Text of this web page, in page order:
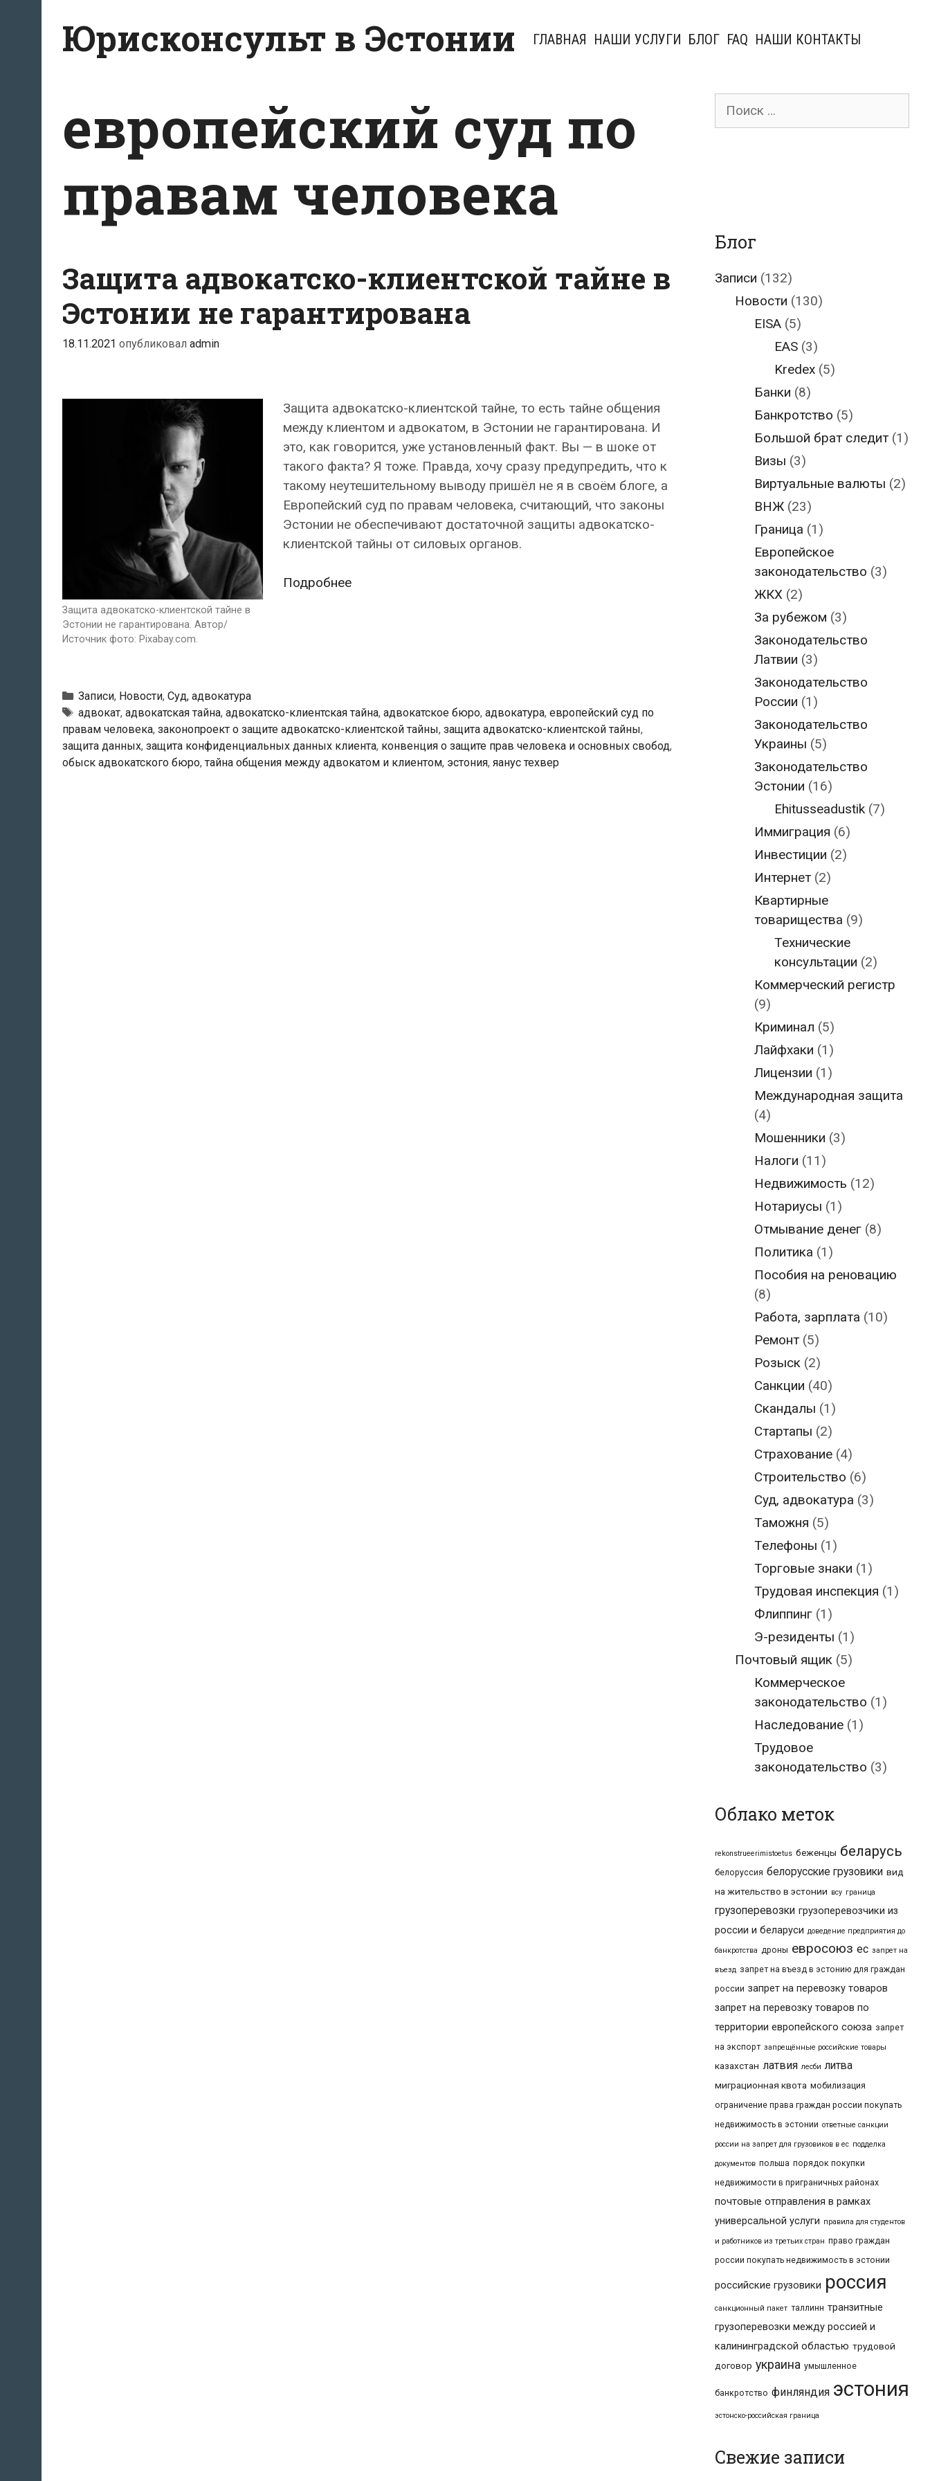
содержимому
Юрисконсульт в Эстонии ГЛАВНАЯ НАШИ УСЛУГИ БЛОГ FAQ НАШИ КОНТАКТЫ
европейский суд по
правам человека
Защита адвокатско-клиентской тайне в
Эстонии не гарантирована
18.11.2021 опубликовал admin
Защита адвокатско-клиентской тайне в
Эстонии не гарантирована. Автор/
Источник фото: Pixabay.com.
Защита адвокатско-клиентской тайне, то есть тайне общения
между клиентом и адвокатом, в Эстонии не гарантирована. И
это, как говорится, уже установленный факт. Вы — в шоке от
такого факта? Я тоже. Правда, хочу сразу предупредить, что к
такому неутешительному выводу пришёл не я в своём блоге, а
Европейский суд по правам человека, считающий, что законы
Эстонии не обеспечивают достаточной защиты адвокатско-
клиентской тайны от силовых органов.
ПодробнееЗащита
гарантирована
Рубрики
Записи, Новости, Суд, адвокатура
Тэги
адвокат, адвокатская тайна, адвокатско-клиентская тайна, адвокатское бюро, адвокатура, европейский суд по
правам человека, законопроект о защите адвокатско-клиентской тайны, защита адвокатско-клиентской тайны,
защита данных, защита конфиденциальных данных клиента, конвенция о защите прав человека и основных свобод,
обыск адвокатского бюро,тайна общения между адвокатом и клиентом, эстония, яанус техвер
Поиск
Блог
Записи (132)
Новости (130)
EISA (5)
EAS(3)
Kredex(5)
Банки (8)
Банкротство (5)
Большой брат следит (1)
Визы (3)
Виртуальные валюты (2)
ВНЖ (23)
Граница (1)
Европейское
законодательство (3)
ЖКХ (2)
За рубежом (3)
Законодательство
Латвии (3)
Законодательство
России (1)
Законодательство
Украины (5)
Законодательство
Эстонии (16)
Ehitusseadustik(7)
Иммиграция (6)
Инвестиции (2)
Интернет (2)
Квартирные
товарищества (9)
Технические
консультации (2)
Коммерческий регистр
(9)
Криминал (5)
Лайфхаки (1)
Лицензии (1)
Международная защита
(4)
Мошенники (3)
Налоги (11)
Недвижимость (12)
Нотариусы (1)
Отмывание денег (8)
Политика (1)
Пособия на реновацию
(8)
Работа, зарплата (10)
Ремонт (5)
Розыск (2)
Санкции (40)
Скандалы (1)
Стартапы (2)
Страхование (4)
Строительство (6)
Суд, адвокатура (3)
Таможня (5)
Телефоны (1)
Торговые знаки (1)
Трудовая инспекция (1)
Флиппинг (1)
Э-резиденты (1)
Почтовый ящик(5)
Коммерческое
законодательство (1)
Наследование (1)
Трудовое
законодательство (3)
Облако меток
rekonstrueerimistoetus беженцы беларусь
белоруссия белорусские грузовики вид
на жительство в эстонии всу граница
грузоперевозки грузоперевозчики из
россии и беларуси доведение предприятия до
банкротства дроны евросоюз ес запрет на
въезд запрет на въезд в эстонию для граждан
россии запрет на перевозку товаров
запрет на перевозку товаров по
территории европейского союза запрет
на экспорт запрещённые российские товары
казахстан латвия лесби литва
миграционная квота мобилизация
ограничение права граждан россии покупать
недвижимость в эстонии ответные санкции
россии на запрет для грузовиков в ес подделка
документов польша порядок покупки
недвижимости в приграничных районах
почтовые отправления в рамках
универсальной услуги правила для студентов
и работников из третьих стран право граждан
россии покупать недвижимость в эстонии
российские грузовики россия
санкционный пакет таллинн транзитные
грузоперевозки между россией и
калининградской областью трудовой
договор украина умышленное
банкротство финляндия эстония
эстонско-российская граница
Свежие записи